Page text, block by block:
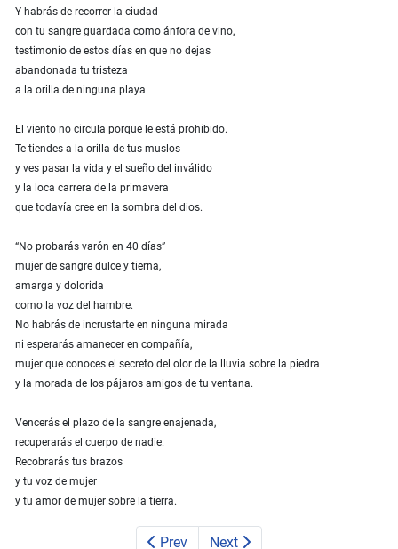
Y habrás de recorrer la ciudad
con tu sangre guardada como ánfora de vino,
testimonio de estos días en que no dejas
abandonada tu tristeza
a la orilla de ninguna playa.
El viento no circula porque le está prohibido.
Te tiendes a la orilla de tus muslos
y ves pasar la vida y el sueño del inválido
y la loca carrera de la primavera
que todavía cree en la sombra del dios.
“No probarás varón en 40 días”
mujer de sangre dulce y tierna,
amarga y dolorida
como la voz del hambre.
No habrás de incrustarte en ninguna mirada
ni esperarás amanecer en compañía,
mujer que conoces el secreto del olor de la lluvia sobre la piedra
y la morada de los pájaros amigos de tu ventana.
Vencerás el plazo de la sangre enajenada,
recuperarás el cuerpo de nadie.
Recobrarás tus brazos
y tu voz de mujer
y tu amor de mujer sobre la tierra.
Prev Next